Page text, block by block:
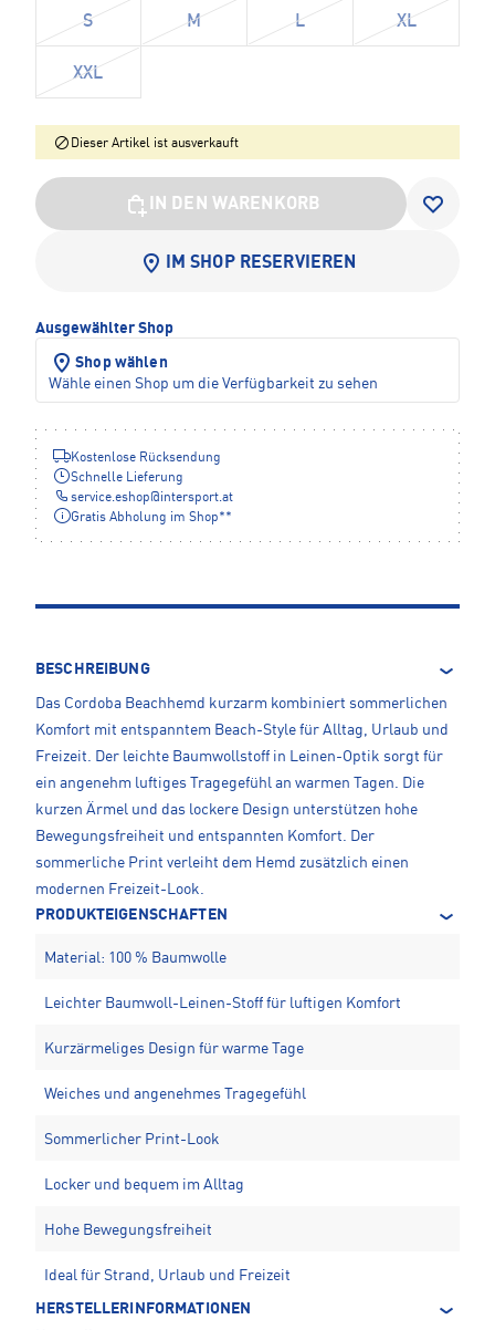
S M L XL
XXL
Dieser Artikel ist ausverkauft
IN DEN WARENKORB
IM SHOP RESERVIEREN
Ausgewählter Shop
Shop wählen
Wähle einen Shop um die Verfügbarkeit zu sehen
Kostenlose Rücksendung
Schnelle Lieferung
service.eshop@intersport.at
Gratis Abholung im Shop**
BESCHREIBUNG
Das Cordoba Beachhemd kurzarm kombiniert sommerlichen
Komfort mit entspanntem Beach-Style für Alltag, Urlaub und
Freizeit. Der leichte Baumwollstoff in Leinen-Optik sorgt für
ein angenehm luftiges Tragegefühl an warmen Tagen. Die
kurzen Ärmel und das lockere Design unterstützen hohe
Bewegungsfreiheit und entspannten Komfort. Der
sommerliche Print verleiht dem Hemd zusätzlich einen
modernen Freizeit-Look.
PRODUKTEIGENSCHAFTEN
Material: 100 % Baumwolle
Leichter Baumwoll-Leinen-Stoff für luftigen Komfort
Kurzärmeliges Design für warme Tage
Weiches und angenehmes Tragegefühl
Sommerlicher Print-Look
Locker und bequem im Alltag
Hohe Bewegungsfreiheit
Ideal für Strand, Urlaub und Freizeit
HERSTELLERINFORMATIONEN